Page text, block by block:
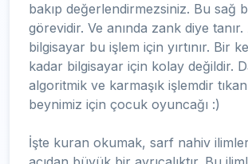
bakıp değerlendirmezsiniz. Bu sağ
görevidir. Ve anında zank diye
bilgisayar bu işlem için yırtınır. Bir
kadar bilgisayar için kolay değildir.
algoritmik ve karmaşık işlemdir
beynimiz için çocuk oyuncağı :)
İşte kuran okumak, sarf nahiv